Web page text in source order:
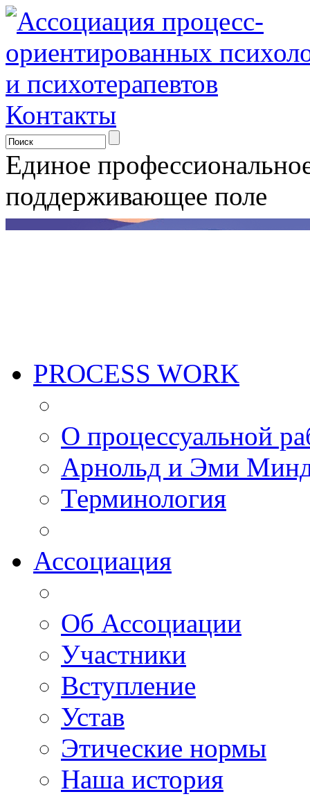
Контакты
Единое
поддерживающее поле
PROCESS WORK
О процессуальной
Арнольд и Эми
Терминология
Ассоциация
Об Ассоциации
Участники
Вступление
Устав
Этические нормы
Наша история